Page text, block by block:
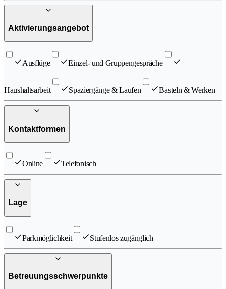
Aktivierungsangebot
Ausflüge Einzel- und Gruppengespräche
Haushaltsarbeit Spaziergänge & Laufen Basteln & Werken
Kontaktformen
Online Telefonisch
Lage
Parkmöglichkeit Stufenlos zugänglich
Betreuungsschwerpunkte